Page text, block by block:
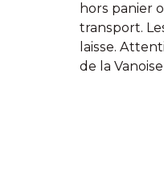
hors panier
transport.
laisse.
de la